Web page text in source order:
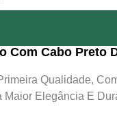
Com Cabo Preto
Qualidade,
Maior Elegância E